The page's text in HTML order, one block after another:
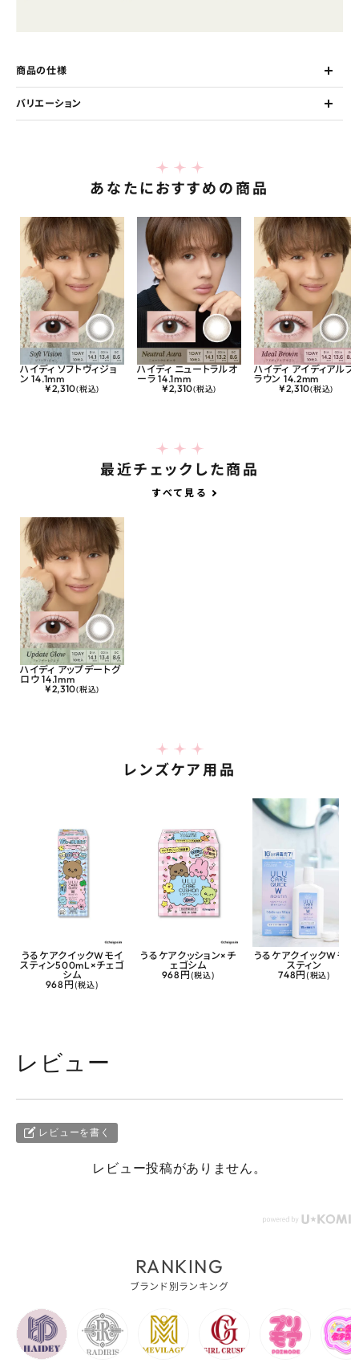
商品の仕様
バリエーション
あなたにおすすめの商品
ハイディ ソフトヴィジョ
ン 14.1mm
¥2,310(税込)
ハイディ ニュートラルオ
ーラ 14.1mm
¥2,310(税込)
ハイディ アイディアルブ
ラウン 14.2mm
¥2,310(税込)
最近チェックした商品
すべて見る
ハイディ アップデートグ
ロウ 14.1mm
¥2,310(税込)
レンズケア用品
うるケアクイックWモイ
スティン500mL×チェゴ
シム
968円 (税込)
うるケアクッション×チ
ェゴシム
968円 (税込)
うるケアクイックWモイ
スティン
748円 (税込)
レビュー
レビューを書く
レビュー投稿がありません。
RANKING
ブランド別ランキング